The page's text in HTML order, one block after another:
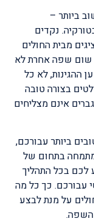
ביותר –
נקדים
מבית החולים
שום שפה אחרת לא
ההגינות, לא כל
בצורה טובה
אינם מצליחים
ביותר עבורכם,
בתחום של
לכם בכל התהליך
עבורכם. כך כל מה
על מנת לבצע
השפה.